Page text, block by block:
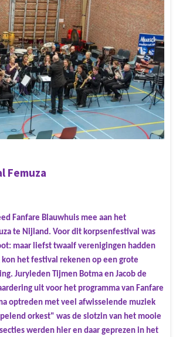
Femuza
Fanfare Blauwhuis mee aan het
te Nijland. Voor dit korpsenfestival was
maar liefst twaalf verenigingen hadden
kon het festival rekenen op een grote
Juryleden Tijmen Botma en Jacob de
uit voor het programma van Fanfare
optreden met veel afwisselende muziek
orkest" was de slotzin van het mooie
werden hier en daar geprezen in het